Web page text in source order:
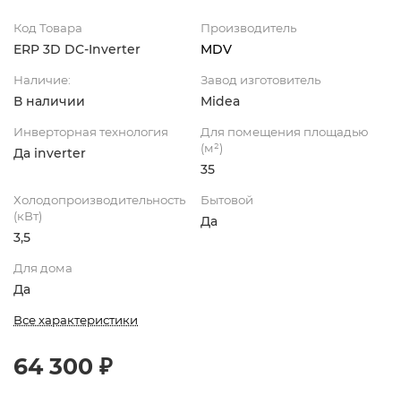
Код Товара
ERP 3D DC-Inverter
Производитель
MDV
Наличие:
В наличии
Завод изготовитель
Midea
Инверторная технология
Да inverter
Для помещения площадью
(м²)
35
Холодопроизводительность
(кВт)
3,5
Бытовой
Да
Для дома
Да
Все характеристики
64 300 ₽